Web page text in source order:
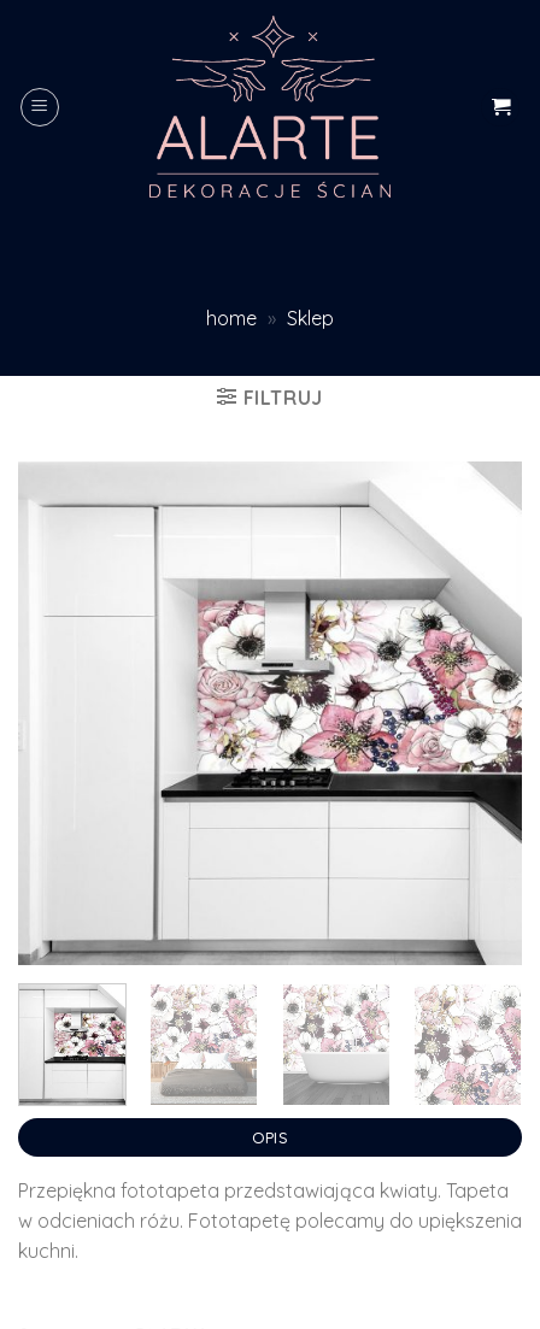
home » Sklep
FILTRUJ
OPIS
Przepiękna fototapeta przedstawiająca kwiaty. Tapeta
w odcieniach różu. Fototapetę polecamy do upiększenia
kuchni.